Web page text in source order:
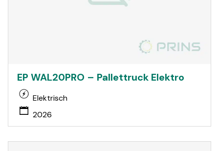
EP WAL20PRO – Pallettruck Elektro
Elektrisch
2026